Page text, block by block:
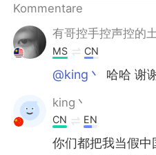
Русский ไทย
Indonesia
Türkçe
Português
Kommentare
有哥控手控声控的
MS CN
@king丶 哈哈 谢
king丶
CN EN
你们都把我当假中